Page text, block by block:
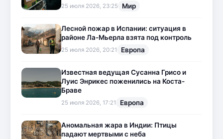
25 июля 2026, 23:25 Мир
Лесной пожар в Испании: ситуация в
районе Ла-Мьерла взята под контроль
25 июля 2026, 20:21 Европа
Известная ведущая Сусанна Грисо и
Луис Энрикес поженились на Коста-
Браве
25 июля 2026, 17:21 Европа
Аномальная жара в Индии: Птицы
падают мертвыми с неба